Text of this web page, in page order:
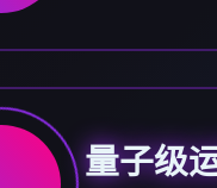
量子级